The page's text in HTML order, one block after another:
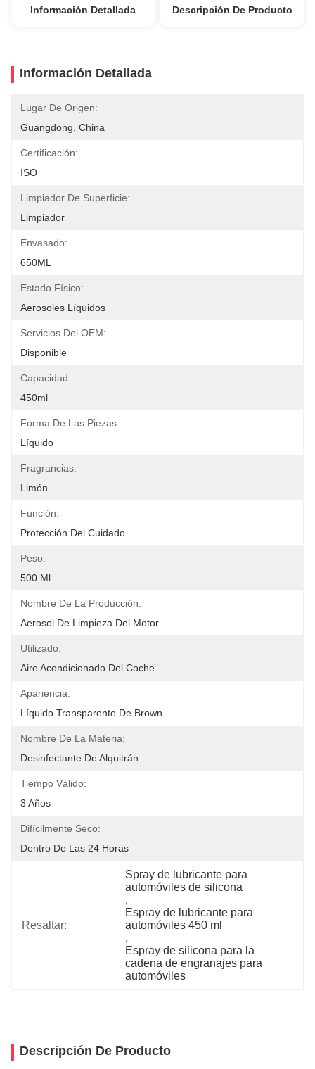
Información Detallada Descripción De Producto
Información Detallada
Lugar De Origen:
Guangdong, China
Certificación:
ISO
Limpiador De Superficie:
Limpiador
Envasado:
650ML
Estado Físico:
Aerosoles Líquidos
Servicios Del OEM:
Disponible
Capacidad:
450ml
Forma De Las Piezas:
Líquido
Fragrancias:
Limón
Función:
Protección Del Cuidado
Peso:
500 Ml
Nombre De La Producción:
Aerosol De Limpieza Del Motor
Utilizado:
Aire Acondicionado Del Coche
Apariencia:
Líquido Transparente De Brown
Nombre De La Materia:
Desinfectante De Alquitrán
Tiempo Válido:
3 Años
Difícilmente Seco:
Dentro De Las 24 Horas
Resaltar:
Spray de lubricante para
automóviles de silicona
,
Espray de lubricante para
automóviles 450 ml
,
Espray de silicona para la
cadena de engranajes para
automóviles
Descripción De Producto